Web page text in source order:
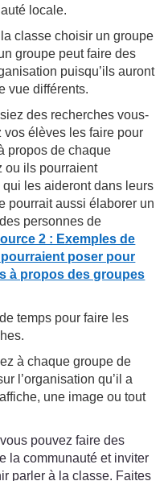
locale.
classe choisir un groupe
groupe peut faire des
puisqu’ils auront
vue différents.
des recherches vous-
élèves les faire pour
propos de chaque
ou ils pourraient
les aideront dans leurs
pourrait aussi élaborer un
personnes de
2 : Exemples de
poser pour
à propos des groupes
temps pour faire les
à chaque groupe de
l’organisation qu’il a
une image ou tout
pouvez faire des
la communauté et inviter
parler à la classe. Faites